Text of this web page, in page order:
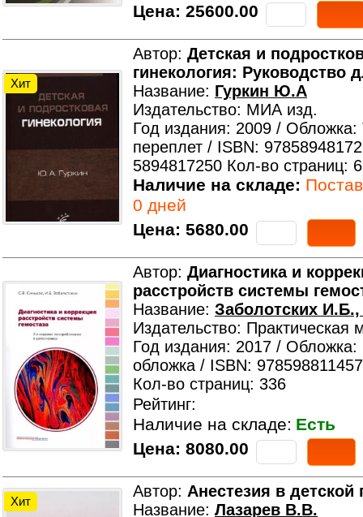
Цена: 25600.00
Хит
Автор: Детская и
гинекология: Руководство
Название: Гуркин Ю.А
Издательство: МИА изд.
Год издания: 2009 /
переплет / ISBN:
5894817250 Кол-во страниц:
Наличие на складе:
0 дней
Цена: 5680.00
Автор: Диагностика и
расстройств системы
Название: Заболотских
Издательство: Практическая
Год издания: 2017 / Обложка:
обложка / ISBN:
Кол-во страниц: 336
Рейтинг:
Наличие на складе: Есть
Цена: 8080.00
Хит
Автор: Анестезия в детской
Название: Лазарев В.В.